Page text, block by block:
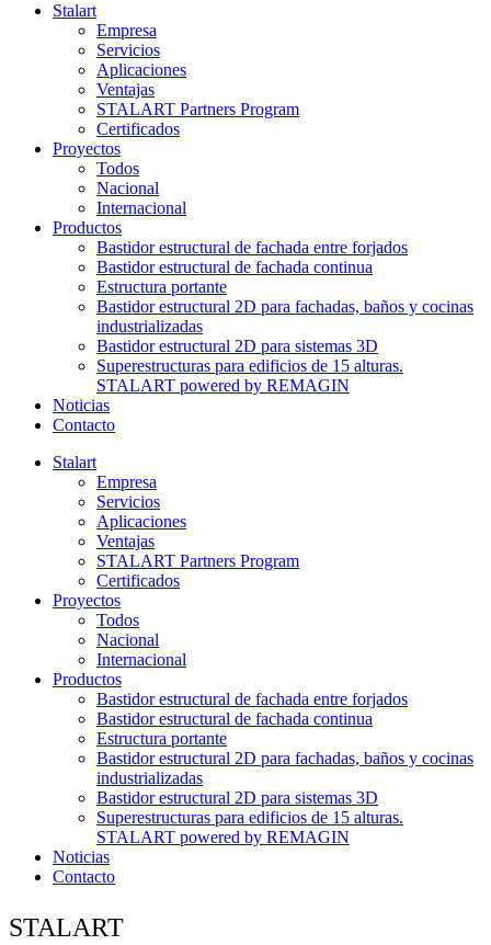
Stalart
Empresa
Servicios
Aplicaciones
Ventajas
STALART Partners Program
Certificados
Proyectos
Todos
Nacional
Internacional
Productos
Bastidor estructural de fachada entre forjados
Bastidor estructural de fachada continua
Estructura portante
Bastidor estructural 2D para fachadas, baños y cocinas
industrializadas
Bastidor estructural 2D para sistemas 3D
Superestructuras para edificios de 15 alturas.
STALART powered by REMAGIN
Noticias
Contacto
Stalart
Empresa
Servicios
Aplicaciones
Ventajas
STALART Partners Program
Certificados
Proyectos
Todos
Nacional
Internacional
Productos
Bastidor estructural de fachada entre forjados
Bastidor estructural de fachada continua
Estructura portante
Bastidor estructural 2D para fachadas, baños y cocinas
industrializadas
Bastidor estructural 2D para sistemas 3D
Superestructuras para edificios de 15 alturas.
STALART powered by REMAGIN
Noticias
Contacto
STALART